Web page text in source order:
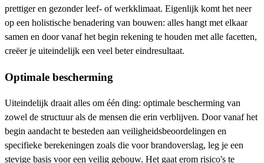
prettiger en gezonder leef- of werkklimaat. Eigenlijk komt het neer
op een holistische benadering van bouwen: alles hangt met elkaar
samen en door vanaf het begin rekening te houden met alle facetten,
creëer je uiteindelijk een veel beter eindresultaat.
Optimale bescherming
Uiteindelijk draait alles om één ding: optimale bescherming van
zowel de structuur als de mensen die erin verblijven. Door vanaf het
begin aandacht te besteden aan veiligheidsbeoordelingen en
specifieke berekeningen zoals die voor brandoverslag, leg je een
stevige basis voor een veilig gebouw. Het gaat erom risico's te